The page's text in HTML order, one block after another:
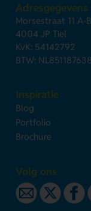
Adresgegevens
Morsestraat 11 A-B
4004 JP Tiel
KvK: 54142792
BTW:
Inspiratie
Blog
Portfolio
Brochure
Volg ons